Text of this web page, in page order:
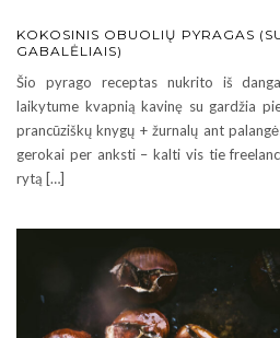
KOKOSINIS OBUOLIŲ PYRAGAS
GABALĖLIAIS)
Šio pyrago receptas nukrito iš
laikytume kvapnią kavinę su gardžia
prancūziškų knygų + žurnalų ant
gerokai per anksti – kalti vis tie
rytą […]